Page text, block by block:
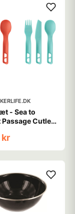
- Sea to
Cutlery
kr